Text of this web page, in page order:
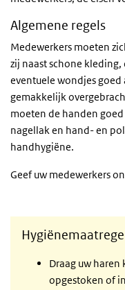
Algemene regels
Medewerkers moeten
zij naast schone
eventuele wondjes
gemakkelijk
moeten de handen
nagellak en hand- en
handhygiëne.
Geef uw medewerkers
Draag uw
opgestoken of